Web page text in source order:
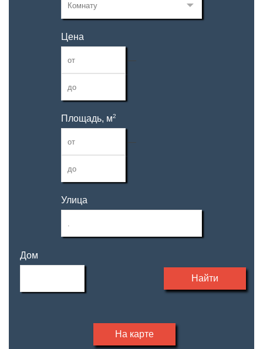
Цена
—
Площадь, м2
—
Улица
Дом
Найти
На карте